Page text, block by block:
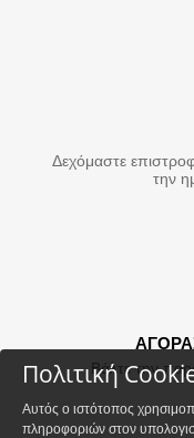
Δεχόμαστε
την
Βάλτε την
Πολιτική
Αυτός ο ιστότοπος
πληροφοριών στον